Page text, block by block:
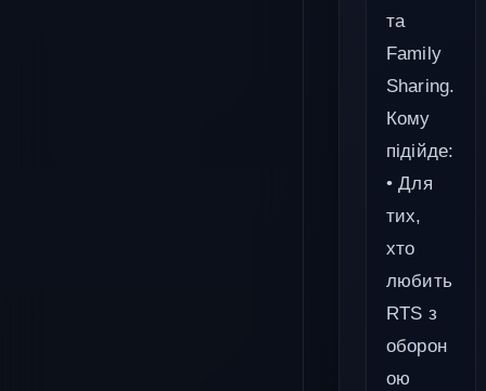
та
Family
Sharing.
Кому
підійде:
• Для
тих,
хто
любить
RTS з
оборон
ою